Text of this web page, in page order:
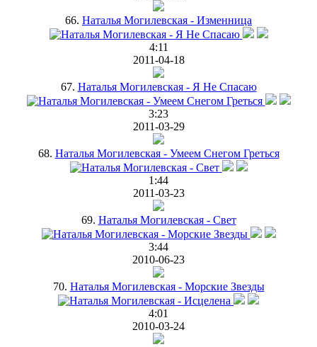
66. Наталья Могилевская - Изменница
4:11
2011-04-18
67. Наталья Могилевская - Я Не Спасаю
3:23
2011-03-29
68. Наталья Могилевская - Умеем Снегом Греться
1:44
2011-03-23
69. Наталья Могилевская - Свет
3:44
2010-06-23
70. Наталья Могилевская - Морские Звезды
4:01
2010-03-24